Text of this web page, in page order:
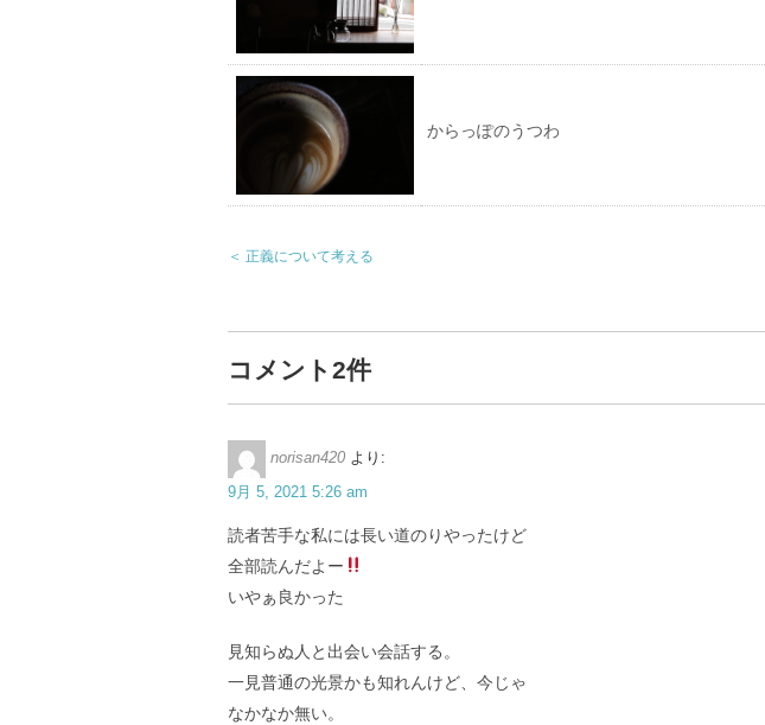
からっぽのうつわ
＜ 正義について考える
コメント2件
norisan420 より:
9月 5, 2021 5:26 am
読者苦手な私には長い道のりやったけど
全部読んだよー
いやぁ良かった
見知らぬ人と出会い会話する。
一見普通の光景かも知れんけど、今じゃ
なかなか無い。